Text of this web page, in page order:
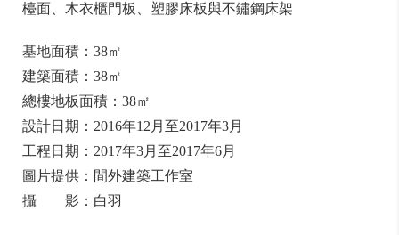
檯面、木衣櫃門板、塑膠床板與不鏽鋼床架
基地面積：38㎡
建築面積：38㎡
總樓地板面積：38㎡
設計日期：2016年12月至2017年3月
工程日期：2017年3月至2017年6月
圖片提供：間外建築工作室
攝 影：白羽